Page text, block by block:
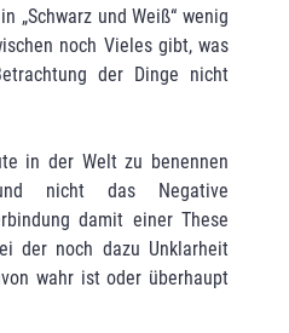
„Schwarz und Weiß“ wenig
noch Vieles gibt, was
der Dinge nicht
in der Welt zu benennen
nicht das Negative
damit einer These
der noch dazu Unklarheit
wahr ist oder überhaupt